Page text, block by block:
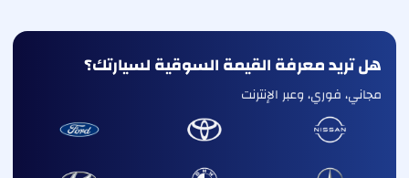
هل تريد معرفة القيمة السوقية لسيارتك؟
مجاني، فوري، وعبر الإنترنت